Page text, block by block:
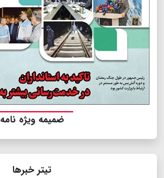
ضمیمه ویژه نامه
تیتر خبرها